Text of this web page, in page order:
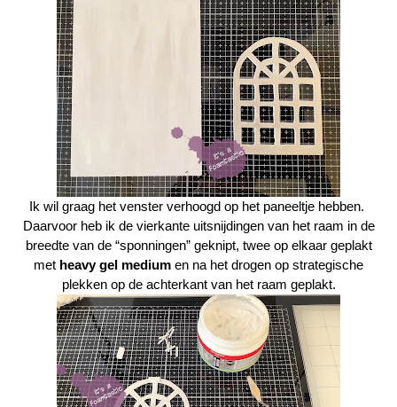
Ik wil graag het venster verhoogd op het paneeltje hebben.
Daarvoor heb ik de vierkante uitsnijdingen van het raam in de
breedte van de “sponningen” geknipt, twee op elkaar geplakt
met heavy gel medium en na het drogen op strategische
plekken op de achterkant van het raam geplakt.